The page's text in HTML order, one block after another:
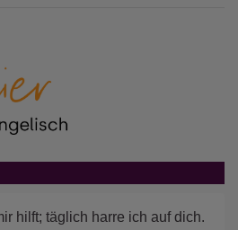
hilft; täglich harre ich auf dich.